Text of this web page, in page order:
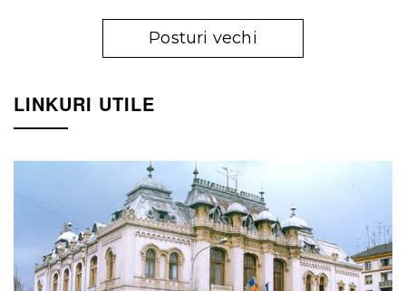
Posturi vechi
LINKURI UTILE